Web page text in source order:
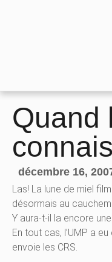
Quand
décembre 16,
Las! La lune de miel
désormais au
Y aura-t-il la encore
En tout cas, l’UMP a
envoie les CRS.